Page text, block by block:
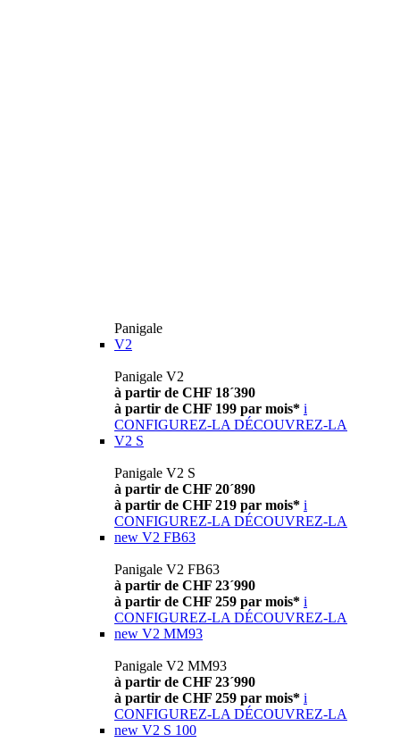
Panigale
V2
Panigale V2
à partir de CHF 18´390
à partir de CHF 199 par mois* i
CONFIGUREZ-LA DÉCOUVREZ-LA
V2 S
Panigale V2 S
à partir de CHF 20´890
à partir de CHF 219 par mois* i
CONFIGUREZ-LA DÉCOUVREZ-LA
new V2 FB63
Panigale V2 FB63
à partir de CHF 23´990
à partir de CHF 259 par mois* i
CONFIGUREZ-LA DÉCOUVREZ-LA
new V2 MM93
Panigale V2 MM93
à partir de CHF 23´990
à partir de CHF 259 par mois* i
CONFIGUREZ-LA DÉCOUVREZ-LA
new V2 S 100